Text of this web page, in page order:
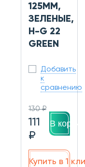
125ММ,
ЗЕЛЕНЫЕ,
H-G 22
GREEN
Добавить
к
сравнению
130 ₽
111
₽
В
Купить в 1